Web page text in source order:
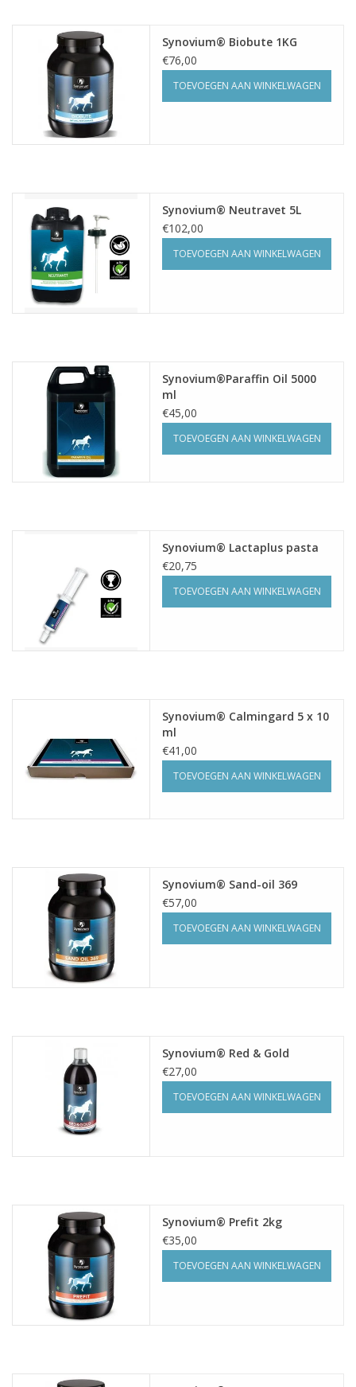
Synovium® Biobute 1KG
€76,00
TOEVOEGEN AAN WINKELWAGEN
Synovium® Neutravet 5L
€102,00
TOEVOEGEN AAN WINKELWAGEN
Synovium®Paraffin Oil 5000
ml
€45,00
TOEVOEGEN AAN WINKELWAGEN
Synovium® Lactaplus pasta
€20,75
TOEVOEGEN AAN WINKELWAGEN
Synovium® Calmingard 5 x 10
ml
€41,00
TOEVOEGEN AAN WINKELWAGEN
Synovium® Sand-oil 369
€57,00
TOEVOEGEN AAN WINKELWAGEN
Synovium® Red & Gold
€27,00
TOEVOEGEN AAN WINKELWAGEN
Synovium® Prefit 2kg
€35,00
TOEVOEGEN AAN WINKELWAGEN